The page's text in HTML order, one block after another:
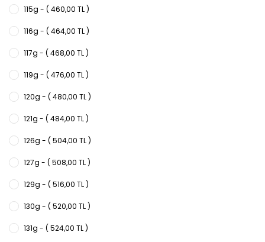
115g - ( 460,00 TL )
116g - ( 464,00 TL )
117g - ( 468,00 TL )
119g - ( 476,00 TL )
120g - ( 480,00 TL )
121g - ( 484,00 TL )
126g - ( 504,00 TL )
127g - ( 508,00 TL )
129g - ( 516,00 TL )
130g - ( 520,00 TL )
131g - ( 524,00 TL )